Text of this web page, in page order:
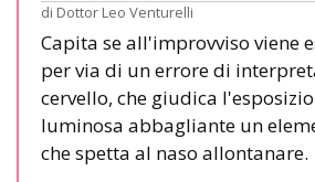
di Dottor Leo Venturelli
Capita se all'improvviso viene
per via di un errore di
cervello, che giudica
luminosa abbagliante un
che spetta al naso allontanare.